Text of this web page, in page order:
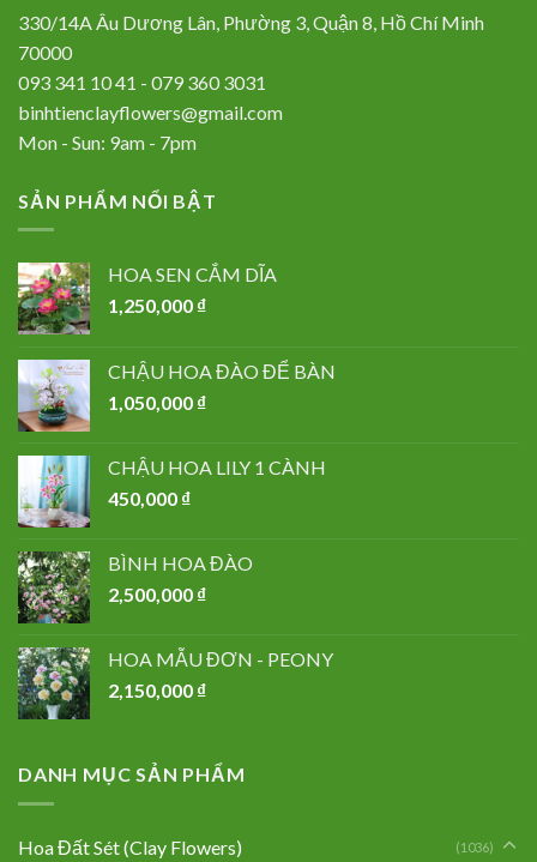
330/14A Âu Dương Lân, Phường 3, Quận 8, Hồ Chí Minh
70000
093 341 10 41 - 079 360 3031
binhtienclayflowers@gmail.com
Mon - Sun: 9am - 7pm
SẢN PHẨM NỔI BẬT
HOA SEN CẮM DĨA
1,250,000 ₫
CHẬU HOA ĐÀO ĐỂ BÀN
1,050,000 ₫
CHẬU HOA LILY 1 CÀNH
450,000 ₫
BÌNH HOA ĐÀO
2,500,000 ₫
HOA MẪU ĐƠN - PEONY
2,150,000 ₫
DANH MỤC SẢN PHẨM
Hoa Đất Sét (Clay Flowers) (1036)